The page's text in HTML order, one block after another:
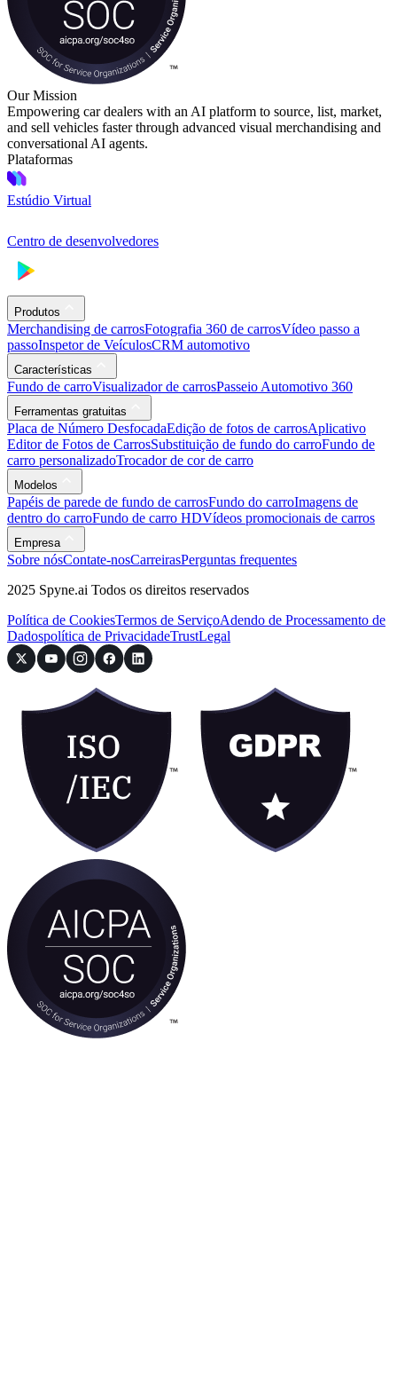
Our Mission
Empowering car dealers with an AI platform to source, list, market,
and sell vehicles faster through advanced visual merchandising and
conversational AI agents.
Plataformas
Estúdio Virtual
Centro de desenvolvedores
Produtos
Merchandising de carrosFotografia 360 de carrosVídeo passo a
passoInspetor de VeículosCRM automotivo
Características
Fundo de carroVisualizador de carrosPasseio Automotivo 360
Ferramentas gratuitas
Placa de Número DesfocadaEdição de fotos de carrosAplicativo
Editor de Fotos de CarrosSubstituição de fundo do carroFundo de
carro personalizadoTrocador de cor de carro
Modelos
Papéis de parede de fundo de carrosFundo do carroImagens de
dentro do carroFundo de carro HDVídeos promocionais de carros
Empresa
Sobre nósContate-nosCarreirasPerguntas frequentes
2025 Spyne.ai Todos os direitos reservados
Política de CookiesTermos de ServiçoAdendo de Processamento de
Dadospolítica de PrivacidadeTrustLegal